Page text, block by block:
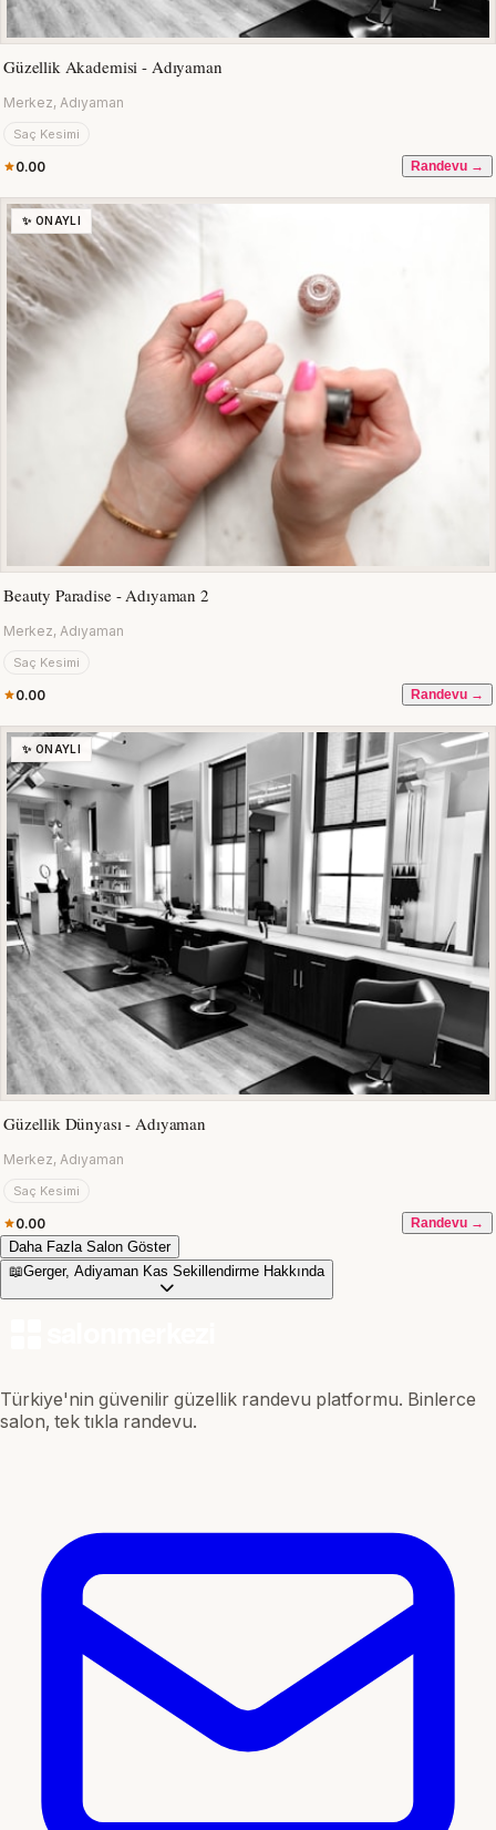
Güzellik Akademisi - Adıyaman
Merkez, Adıyaman
Saç Kesimi
0.00 Randevu →
✨ ONAYLI
Beauty Paradise - Adıyaman 2
Merkez, Adıyaman
Saç Kesimi
0.00 Randevu →
✨ ONAYLI
Güzellik Dünyası - Adıyaman
Merkez, Adıyaman
Saç Kesimi
0.00 Randevu →
Daha Fazla Salon Göster
📖Gerger, Adiyaman Kas Sekillendirme Hakkında
Türkiye'nin güvenilir güzellik randevu platformu. Binlerce
salon, tek tıkla randevu.